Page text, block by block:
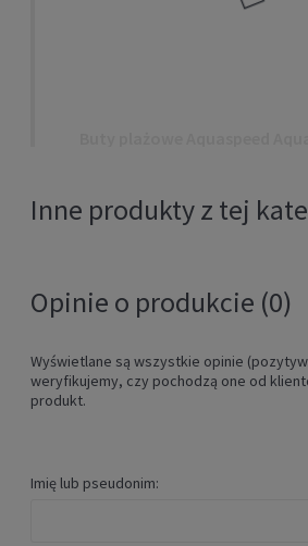
43,00 zł
Inne produkty z tej
Opinie o produkcie (0)
Wyświetlane są wszystkie opinie
weryfikujemy, czy pochodzą one od
produkt.
Imię lub pseudonim: